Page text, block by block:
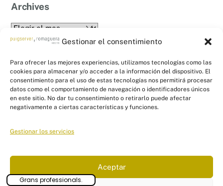
Gestionar el consentimiento
Para ofrecer las mejores experiencias, utilizamos tecnologías como las
cookies para almacenar y/o acceder a la información del dispositivo. El
consentimiento para el uso de estas tecnologías nos permitirá procesar
datos como el comportamiento de navegación o identificadores únicos
en este sitio. No dar tu consentimiento o retirarlo puede afectar
negativamente a ciertas características y funciones.
Gestionar los servicios
Aceptar
Grans professionals.
Archives
Archives
Back
PYR Asesores - Asesoría Fiscal, Contable
Aviso Legal|Política de Privacidad